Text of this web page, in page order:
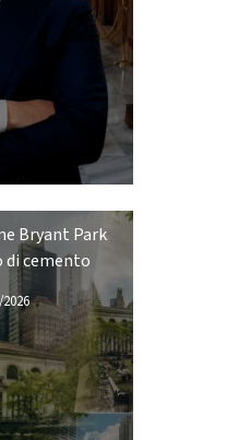
Bryant Park
di cemento